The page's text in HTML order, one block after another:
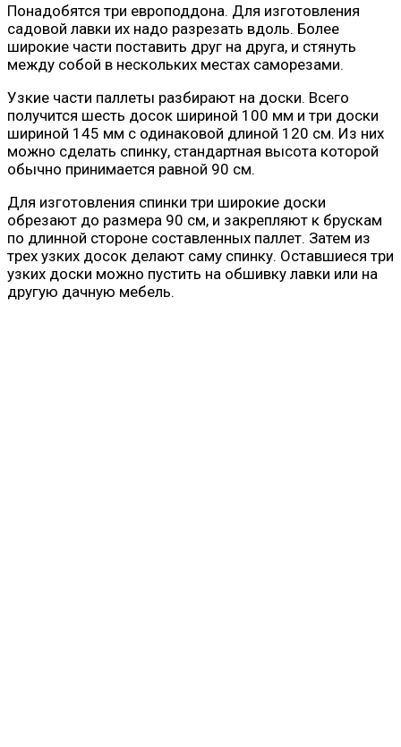
Понадобятся три европоддона. Для изготовления
садовой лавки их надо разрезать вдоль. Более
широкие части поставить друг на друга, и стянуть
между собой в нескольких местах саморезами.
Узкие части паллеты разбирают на доски. Всего
получится шесть досок шириной 100 мм и три доски
шириной 145 мм с одинаковой длиной 120 см. Из них
можно сделать спинку, стандартная высота которой
обычно принимается равной 90 см.
Для изготовления спинки три широкие доски
обрезают до размера 90 см, и закрепляют к брускам
по длинной стороне составленных паллет. Затем из
трех узких досок делают саму спинку. Оставшиеся три
узких доски можно пустить на обшивку лавки или на
другую дачную мебель.